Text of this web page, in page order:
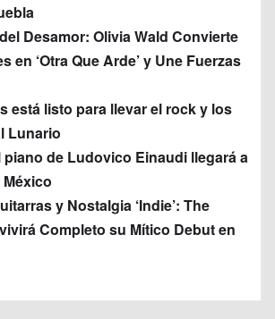
Desamor: Olivia Wald Convierte
en ‘Otra Que Arde’ y Une Fuerzas
está listo para llevar el rock y los
Lunario
piano de Ludovico Einaudi llegará a
y Nostalgia ‘Indie’: The
Completo su Mítico Debut en